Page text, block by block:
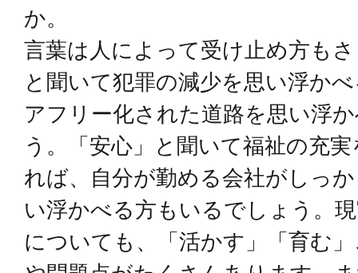
か。
言葉は人によって受け止め方も
と聞いて犯罪の減少を思い浮か
アフリー化された道路を思い浮
う。「安心」と聞いて福祉の充
れば、自分が勤める会社がしっ
い浮かべる方もいるでしょう。
についても、「活かす」「育む